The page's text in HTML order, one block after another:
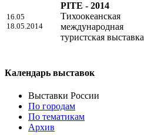
16.05
18.05.2014
PITE - 2014
Тихоокеанская
международная
туристская выставка
Календарь выставок
Выставки России
По городам
По тематикам
Архив